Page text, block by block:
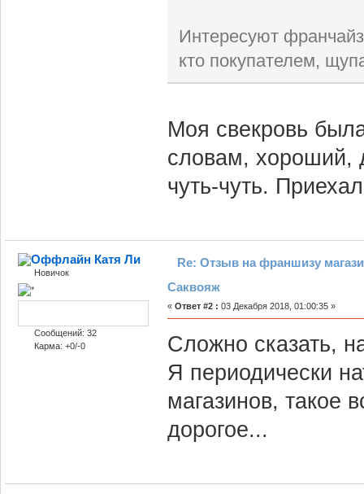
Интересуют
кто покупателем,
Моя свекровь
словам, хороший,
чуть-чуть.
Катя Ли
Новичок
Сообщений: 32
Карма: +0/-0
Re: Отзыв на франшизу
Саквояж
« Ответ #2 : 03 Декабря 2018, 01:00:35 »
Сложно сказать,
Я периодически
магазинов, такое
дорогое...